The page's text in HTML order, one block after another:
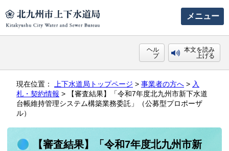
メニュー
ヘル
プ
本文を読み
上げる
現在位置： 上下水道局トップページ > 事業者の方へ > 入
札・契約情報 > 【審査結果】「令和7年度北九州市新下水道
台帳維持管理システム構築業務委託」（公募型プロポーザ
ル）
【審査結果】「令和7年度北九州市新